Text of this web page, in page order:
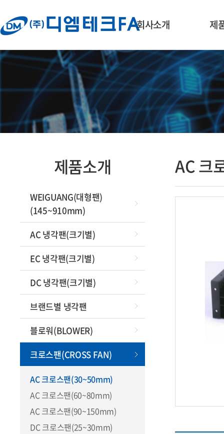
회사소개
회사개요·연혁
대표인사말
오시는 길
제
AC 냉
EC 냉
브랜
크로스
철망,
속
특수
제품소개
WEIGUANG(대형팬)
(145~910mm)
AC 냉각팬(크기별)
EC 냉각팬(크기별)
DC 냉각팬(크기별)
브랜드별 냉각팬
블로워(BLOWER)
크로스팬(CROSS FAN)
AC 크로스팬(30~50mm)
AC 크로스팬(60~80mm)
AC 크로스팬(90~150mm)
DC 크로스팬(25~30mm)
AC 크